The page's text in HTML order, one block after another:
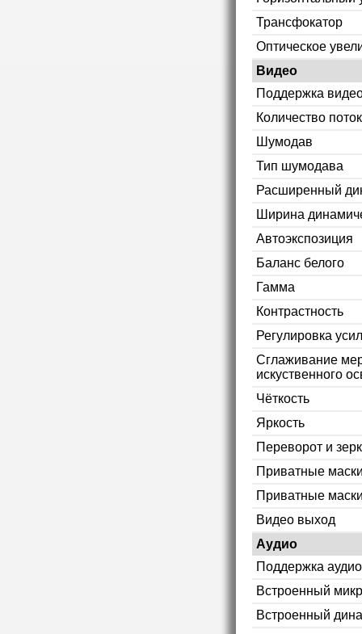
Трансфокатор
Оптическое
Видео
Поддержка
Количество
Шумодав
Тип шумодава
Расширенный
Ширина
Автоэкспозиция
Баланс белого
Гамма
Контрастность
Регулировка
Сглаживание
искуственного
Чёткость
Яркость
Переворот и
Приватные
Приватные
Видео выход
Аудио
Поддержка аудио
Встроенный
Встроенный